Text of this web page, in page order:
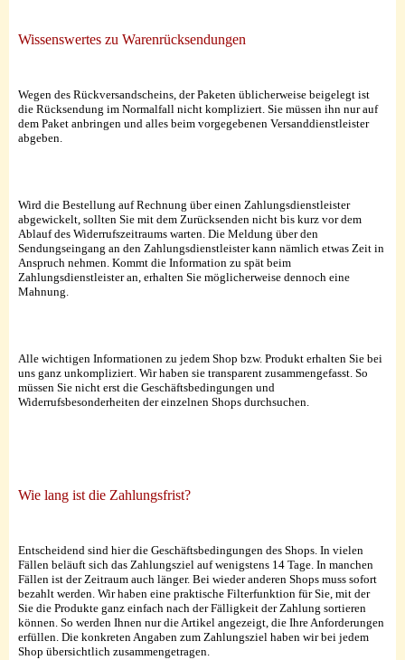
Wissenswertes zu Warenrücksendungen
Wegen des Rückversandscheins, der Paketen üblicherweise beigelegt ist
die Rücksendung im Normalfall nicht kompliziert. Sie müssen ihn nur auf
dem Paket anbringen und alles beim vorgegebenen Versanddienstleister
abgeben.
Wird die Bestellung auf Rechnung über einen Zahlungsdienstleister
abgewickelt, sollten Sie mit dem Zurücksenden nicht bis kurz vor dem
Ablauf des Widerrufszeitraums warten. Die Meldung über den
Sendungseingang an den Zahlungsdienstleister kann nämlich etwas Zeit in
Anspruch nehmen. Kommt die Information zu spät beim
Zahlungsdienstleister an, erhalten Sie möglicherweise dennoch eine
Mahnung.
Alle wichtigen Informationen zu jedem Shop bzw. Produkt erhalten Sie bei
uns ganz unkompliziert. Wir haben sie transparent zusammengefasst. So
müssen Sie nicht erst die Geschäftsbedingungen und
Widerrufsbesonderheiten der einzelnen Shops durchsuchen.
Wie lang ist die Zahlungsfrist?
Entscheidend sind hier die Geschäftsbedingungen des Shops. In vielen
Fällen beläuft sich das Zahlungsziel auf wenigstens 14 Tage. In manchen
Fällen ist der Zeitraum auch länger. Bei wieder anderen Shops muss sofort
bezahlt werden. Wir haben eine praktische Filterfunktion für Sie, mit der
Sie die Produkte ganz einfach nach der Fälligkeit der Zahlung sortieren
können. So werden Ihnen nur die Artikel angezeigt, die Ihre Anforderungen
erfüllen. Die konkreten Angaben zum Zahlungsziel haben wir bei jedem
Shop übersichtlich zusammengetragen.